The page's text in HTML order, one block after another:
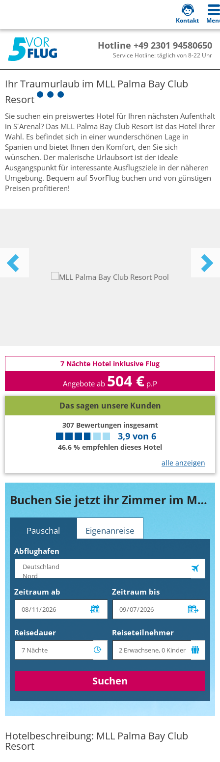
Hotline +49 2301 94580650
Service Hotline: täglich von 8-22 Uhr
Kontakt
Ihr Traumurlaub im MLL Palma Bay Club
Resort
Sie suchen ein preiswertes Hotel für Ihren nächsten Aufenthalt
in S´Arenal? Das MLL Palma Bay Club Resort ist das Hotel Ihrer
Wahl. Es befindet sich in einer wunderschönen Lage in
Spanien und bietet Ihnen den Komfort, den Sie sich
wünschen. Der malerische Urlaubsort ist der ideale
Ausgangspunkt für interessante Ausflugsziele in der näheren
Umgebung. Bequem auf 5vorFlug buchen und von günstigen
Preisen profitieren!
7 Nächte Hotel inklusive Flug
Angebote ab 504 € p.P
Das sagen unsere Kunden
307Bewertungen insgesamt
3,9 von 6
46.6 % empfehlen dieses Hotel
alle anzeigen
Buchen Sie jetzt ihr Zimmer im MLL Palma Bay Club Resort
Pauschal Eigenanreise
Abflughafen
Zeitraum ab Zeitraum bis
Reisedauer Reiseteilnehmer
Suchen
Hotelbeschreibung: MLL Palma Bay Club
Resort